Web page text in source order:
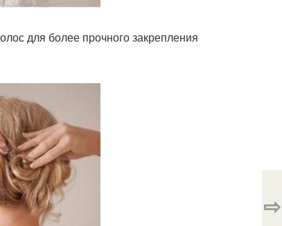
для более прочного закрепления
⇨